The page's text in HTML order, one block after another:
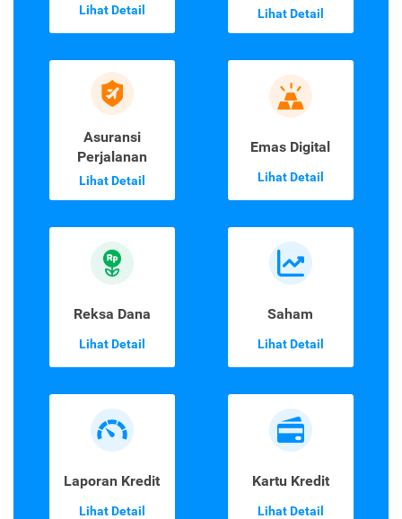
Lihat Detail Lihat Detail
Asuransi
Perjalanan
Lihat Detail
Emas Digital
Lihat Detail
Reksa Dana
Lihat Detail
Saham
Lihat Detail
Laporan Kredit
Lihat Detail
Kartu Kredit
Lihat Detail